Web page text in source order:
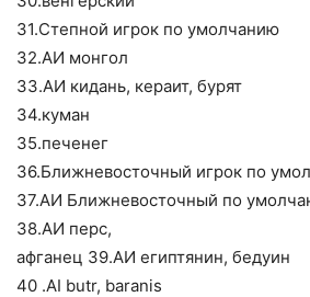
31.Степной игрок по умолчанию
32.АИ монгол
33.АИ кидань, кераит, бурят
34.куман
35.печенег
36.Ближневосточный игрок по
37.АИ Ближневосточный по
38.АИ перс,
афганец 39.АИ египтянин, бедуин
40 .AI butr, baranis